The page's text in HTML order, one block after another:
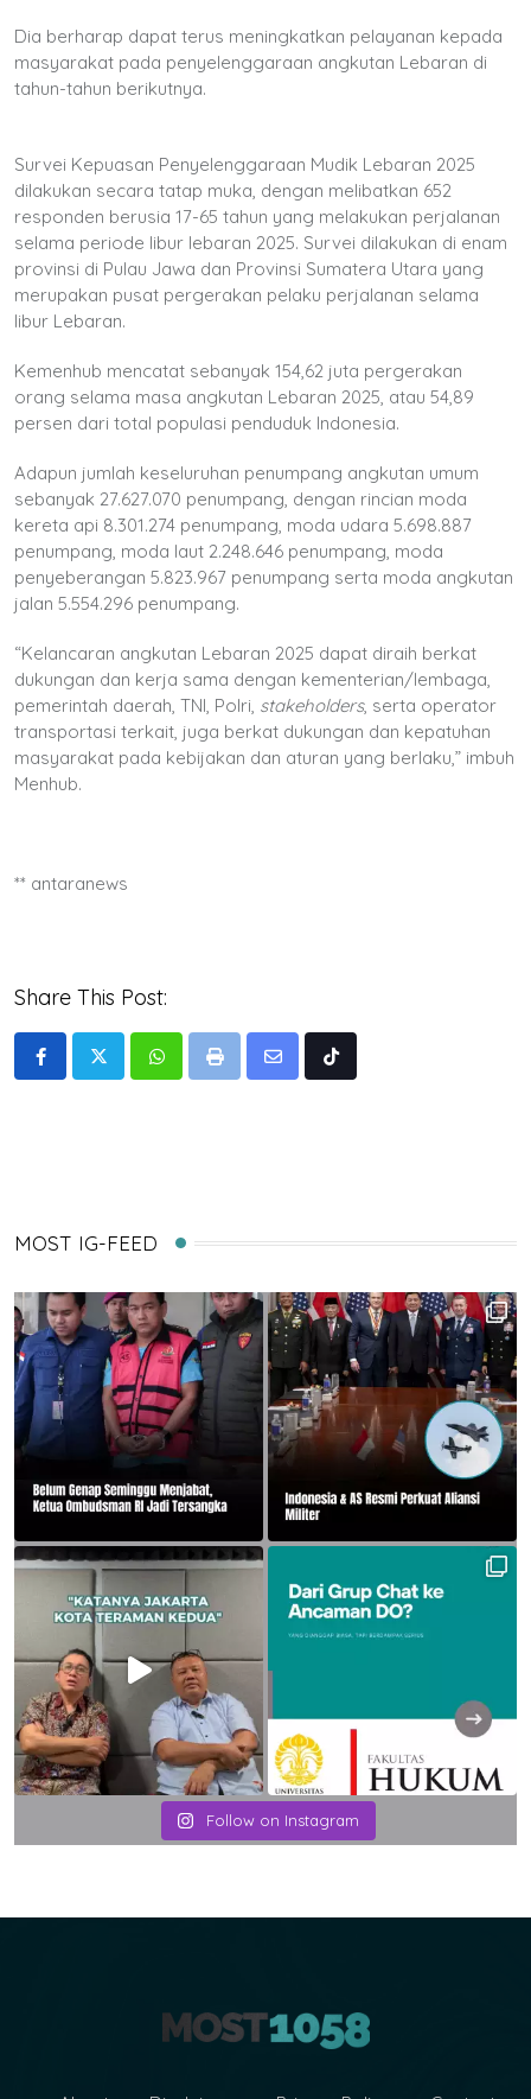
Dia berharap dapat terus meningkatkan pelayanan kepada
masyarakat pada penyelenggaraan angkutan Lebaran di
tahun-tahun berikutnya.
Survei Kepuasan Penyelenggaraan Mudik Lebaran 2025
dilakukan secara tatap muka, dengan melibatkan 652
responden berusia 17-65 tahun yang melakukan perjalanan
selama periode libur lebaran 2025. Survei dilakukan di enam
provinsi di Pulau Jawa dan Provinsi Sumatera Utara yang
merupakan pusat pergerakan pelaku perjalanan selama
libur Lebaran.
Kemenhub mencatat sebanyak 154,62 juta pergerakan
orang selama masa angkutan Lebaran 2025, atau 54,89
persen dari total populasi penduduk Indonesia.
Adapun jumlah keseluruhan penumpang angkutan umum
sebanyak 27.627.070 penumpang, dengan rincian moda
kereta api 8.301.274 penumpang, moda udara 5.698.887
penumpang, moda laut 2.248.646 penumpang, moda
penyeberangan 5.823.967 penumpang serta moda angkutan
jalan 5.554.296 penumpang.
“Kelancaran angkutan Lebaran 2025 dapat diraih berkat
dukungan dan kerja sama dengan kementerian/lembaga,
pemerintah daerah, TNI, Polri, stakeholders, serta operator
transportasi terkait, juga berkat dukungan dan kepatuhan
masyarakat pada kebijakan dan aturan yang berlaku,” imbuh
Menhub.
** antaranews
Share This Post:
WhatsappPrint
Share
Tiktok
MOST IG-FEED
Follow on Instagram